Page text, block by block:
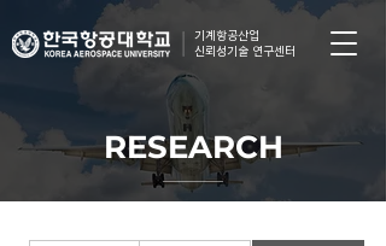
기계항공산업
신뢰성기술 연구센터
RESEARCH